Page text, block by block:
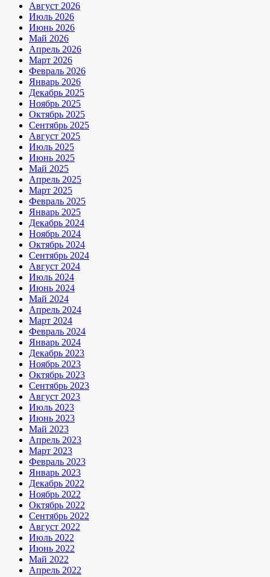
Август 2026
Июль 2026
Июнь 2026
Май 2026
Апрель 2026
Март 2026
Февраль 2026
Январь 2026
Декабрь 2025
Ноябрь 2025
Октябрь 2025
Сентябрь 2025
Август 2025
Июль 2025
Июнь 2025
Май 2025
Апрель 2025
Март 2025
Февраль 2025
Январь 2025
Декабрь 2024
Ноябрь 2024
Октябрь 2024
Сентябрь 2024
Август 2024
Июль 2024
Июнь 2024
Май 2024
Апрель 2024
Март 2024
Февраль 2024
Январь 2024
Декабрь 2023
Ноябрь 2023
Октябрь 2023
Сентябрь 2023
Август 2023
Июль 2023
Июнь 2023
Май 2023
Апрель 2023
Март 2023
Февраль 2023
Январь 2023
Декабрь 2022
Ноябрь 2022
Октябрь 2022
Сентябрь 2022
Август 2022
Июль 2022
Июнь 2022
Май 2022
Апрель 2022